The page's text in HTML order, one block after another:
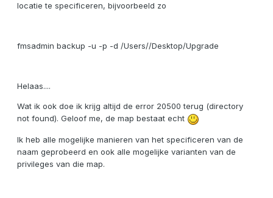
locatie te specificeren, bijvoorbeeld zo
fmsadmin backup -u -p -d /Users//Desktop/Upgrade
Helaas....
Wat ik ook doe ik krijg altijd de error 20500 terug (directory
not found). Geloof me, de map bestaat echt
Ik heb alle mogelijke manieren van het specificeren van de
naam geprobeerd en ook alle mogelijke varianten van de
privileges van die map.